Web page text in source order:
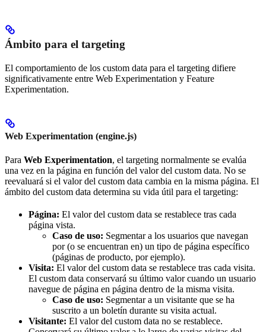
Ámbito para el targeting
El comportamiento de los custom data para el targeting difiere
significativamente entre Web Experimentation y Feature
Experimentation.
Web Experimentation (engine.js)
Para Web Experimentation, el targeting normalmente se evalúa
una vez en la página en función del valor del custom data. No se
reevaluará si el valor del custom data cambia en la misma página. El
ámbito del custom data determina su vida útil para el targeting:
Página: El valor del custom data se restablece tras cada
página vista.
Caso de uso: Segmentar a los usuarios que navegan
por (o se encuentran en) un tipo de página específico
(páginas de producto, por ejemplo).
Visita: El valor del custom data se restablece tras cada visita.
El custom data conservará su último valor cuando un usuario
navegue de página en página dentro de la misma visita.
Caso de uso: Segmentar a un visitante que se ha
suscrito a un boletín durante su visita actual.
Visitante: El valor del custom data no se restablece.